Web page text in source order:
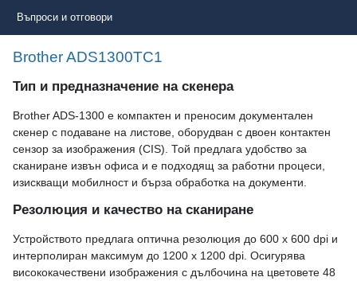
Въпроси и отговори
Brother ADS1300TC1
Тип и предназначение на скенера
Brother ADS-1300 е компактен и преносим документален
скенер с подаване на листове, оборудван с двоен контактен
сензор за изображения (CIS). Той предлага удобство за
сканиране извън офиса и е подходящ за работни процеси,
изискващи мобилност и бърза обработка на документи.
Резолюция и качество на сканиране
Устройството предлага оптична резолюция до 600 x 600 dpi и
интерполиран максимум до 1200 x 1200 dpi. Осигурява
висококачествени изображения с дълбочина на цветовете 48